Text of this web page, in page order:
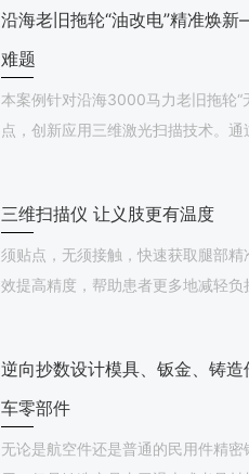
沿海老旧拖轮“油改电”精准焕
难题
本案例针对沿海3000马力老旧拖轮“
点，创新应用三维激光扫描技术。
42%，运营成本降低65%，为高密
字化解决方案。
三维扫描仪 让义肢更有温度
须贴点，无须接触，快速获取腿部
效提高精度，帮助患者更多地减轻负担。 今年上半年看到一则新闻
逆向抄数设计模具、钣金、铸
车零部件
无论是航空件还是普通的民用件精